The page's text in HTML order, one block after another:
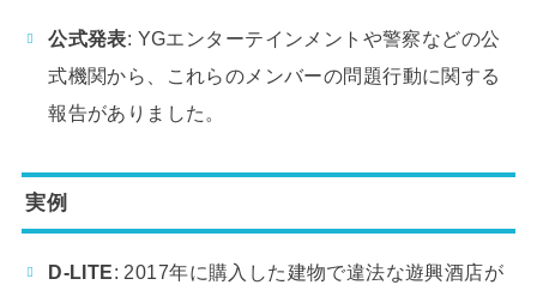
公式発表: YGエンターテインメントや警察などの公
式機関から、これらのメンバーの問題行動に関する
報告がありました。
実例
D-LITE: 2017年に購入した建物で違法な遊興酒店が